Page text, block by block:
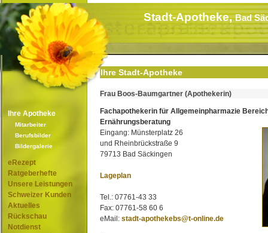
Stadt-Apotheke,Bad
Ihre Apotheke
Mitarbeiter
Berufsbilder
Bildergalerie
eRezept
Ratgeberhefte
Unsere Leistungen
Schweizer Kunden
Aktuelles
Rückschau
Notdienst
Ihre Stadt-Apotheke
Frau Boos-Baumgartner (Apothekerin)
Fachapothekerin für Allgemeinpharmazie
Ernährungsberatung
Eingang: Münsterplatz 26
und Rheinbrückstraße 9
79713 Bad Säckingen
Lageplan
Tel.: 07761-43 33
Fax: 07761-58 60 6
eMail: stadt-apothekebs@t-online.de